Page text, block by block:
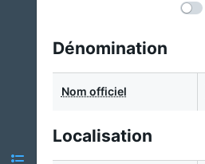
Dénomination
Nom officiel
Localisation